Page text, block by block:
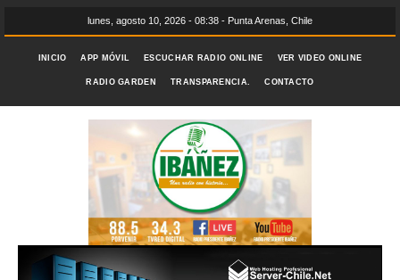
lunes, agosto 10, 2026 - 08:38 - Punta Arenas, Chile
INICIO APP MÓVIL ESCUCHAR RADIO ONLINE VER VIDEO ONLINE
RADIO GARDEN TRANSPARENCIA. CONTACTO